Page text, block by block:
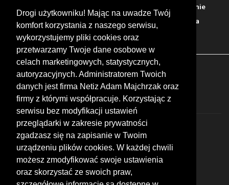
Drogi użytkowniku! Mając na uwadze Twój
komfort korzystania z naszego serwisu,
wykorzystujemy pliki cookies oraz
przetwarzamy Twoje dane osobowe w
celach marketingowych, statystycznych,
autoryzacyjnych. Administratorem Twoich
danych jest firma Netiz Adam Majchrzak oraz
firmy z którymi współpracuje. Korzystając z
serwisu bez modyfikacji ustawień
przeglądarki w zakresie prywatności
zgadzasz się na zapisanie w Twoim
urządzeniu plików cookies. W każdej chwili
możesz zmodyfikować swoje ustawienia
oraz skorzystać ze swoich praw,
Warto zobaczyć Serwisy Stacje paliw
Jedzenie
Bary Zakwaterowanie Tory Zloty Rajdy
Spotkania
Targi Giełdy Szkolenia
FOLLOW US
© 2026 by MotoWhizzer.com
All rights reserved.